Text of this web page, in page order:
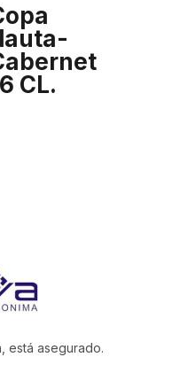
CL.
está asegurado.